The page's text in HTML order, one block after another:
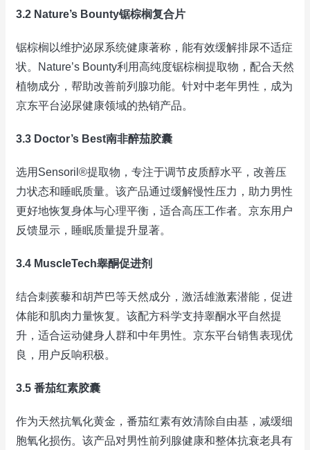
3.2 Nature’s Bounty锯棕榈复合片
锯棕榈以维护泌尿系统健康著称，能有效缓解排尿不适症
状。Nature’s Bounty利用高纯度锯棕榈提取物，配合天然
植物成分，帮助改善前列腺功能。针对中老年男性，成为
京东平台泌尿健康领域的热销产品。
3.3 Doctor’s Best南非醉茄胶囊
选用Sensoril®提取物，专注于调节皮质醇水平，改善压
力状态和睡眠质量。该产品通过缓解慢性压力，助力男性
更好地恢复身体与心理平衡，适合高压工作者。京东用户
反馈显示，睡眠质量提升显著。
3.4 MuscleTech睾酮促进剂
结合刺蒺藜和胡芦巴等天然成分，激活雄激素潜能，促进
体能和肌肉力量恢复。该配方科学支持睾酮水平自然提
升，适合运动健身人群和中年男性。京东平台销售表现优
良，用户反响积极。
3.5 番茄红素胶囊
作为天然抗氧化黄金，番茄红素有效清除自由基，减缓细
胞氧化损伤。该产品对男性前列腺健康和整体抗衰老具有